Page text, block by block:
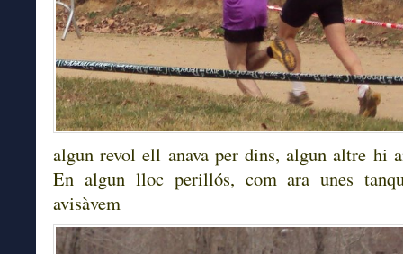
algun revol ell anava per dins, algun altre hi
En algun lloc perillós, com ara unes
avisàvem